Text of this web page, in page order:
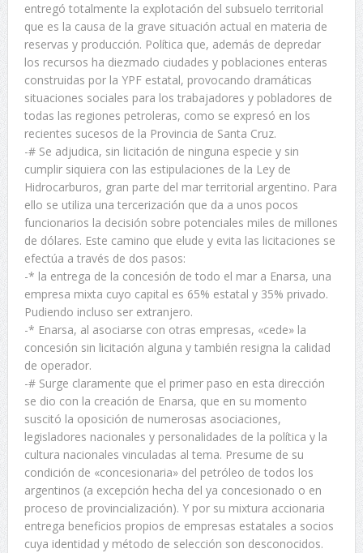
entregó totalmente la explotación del subsuelo territorial
que es la causa de la grave situación actual en materia de
reservas y producción. Política que, además de depredar
los recursos ha diezmado ciudades y poblaciones enteras
construidas por la YPF estatal, provocando dramáticas
situaciones sociales para los trabajadores y pobladores de
todas las regiones petroleras, como se expresó en los
recientes sucesos de la Provincia de Santa Cruz.
-# Se adjudica, sin licitación de ninguna especie y sin
cumplir siquiera con las estipulaciones de la Ley de
Hidrocarburos, gran parte del mar territorial argentino. Para
ello se utiliza una tercerización que da a unos pocos
funcionarios la decisión sobre potenciales miles de millones
de dólares. Este camino que elude y evita las licitaciones se
efectúa a través de dos pasos:
-* la entrega de la concesión de todo el mar a Enarsa, una
empresa mixta cuyo capital es 65% estatal y 35% privado.
Pudiendo incluso ser extranjero.
-* Enarsa, al asociarse con otras empresas, «cede» la
concesión sin licitación alguna y también resigna la calidad
de operador.
-# Surge claramente que el primer paso en esta dirección
se dio con la creación de Enarsa, que en su momento
suscitó la oposición de numerosas asociaciones,
legisladores nacionales y personalidades de la política y la
cultura nacionales vinculadas al tema. Presume de su
condición de «concesionaria» del petróleo de todos los
argentinos (a excepción hecha del ya concesionado o en
proceso de provincialización). Y por su mixtura accionaria
entrega beneficios propios de empresas estatales a socios
cuya identidad y método de selección son desconocidos.